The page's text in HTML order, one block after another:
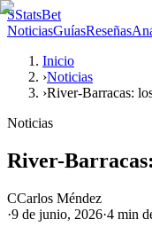
SStatsBet
NoticiasGuíasReseñas
Inicio
›Noticias
›River-Barracas:
Noticias
River-
CCarlos Méndez
·9 de junio, 2026·4 min